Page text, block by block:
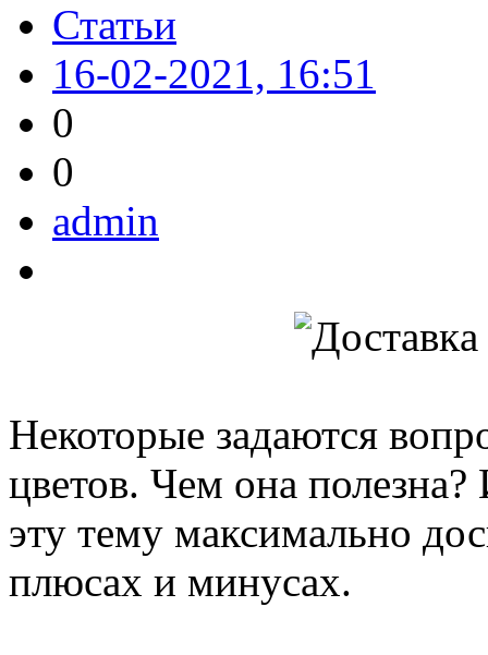
Статьи
16-02-2021, 16:51
0
0
admin
Некоторые задаются
цветов. Чем она
эту тему максимально
плюсах и минусах.